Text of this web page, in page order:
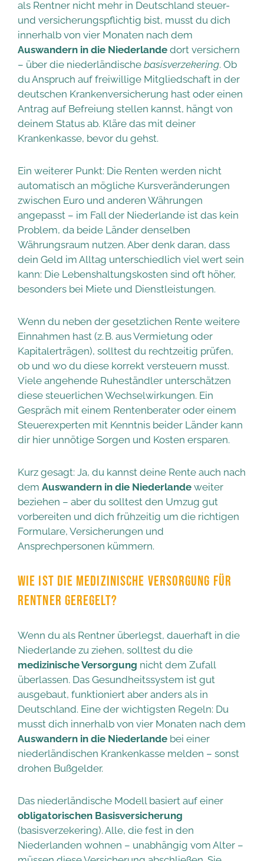
als Rentner nicht mehr in Deutschland steuer-
und versicherungspflichtig bist, musst du dich
innerhalb von vier Monaten nach dem
Auswandern in die Niederlande dort versichern
– über die niederländische basisverzekering. Ob
du Anspruch auf freiwillige Mitgliedschaft in der
deutschen Krankenversicherung hast oder einen
Antrag auf Befreiung stellen kannst, hängt von
deinem Status ab. Kläre das mit deiner
Krankenkasse, bevor du gehst.
Ein weiterer Punkt: Die Renten werden nicht
automatisch an mögliche Kursveränderungen
zwischen Euro und anderen Währungen
angepasst – im Fall der Niederlande ist das kein
Problem, da beide Länder denselben
Währungsraum nutzen. Aber denk daran, dass
dein Geld im Alltag unterschiedlich viel wert sein
kann: Die Lebenshaltungskosten sind oft höher,
besonders bei Miete und Dienstleistungen.
Wenn du neben der gesetzlichen Rente weitere
Einnahmen hast (z. B. aus Vermietung oder
Kapitalerträgen), solltest du rechtzeitig prüfen,
ob und wo du diese korrekt versteuern musst.
Viele angehende Ruheständler unterschätzen
diese steuerlichen Wechselwirkungen. Ein
Gespräch mit einem Rentenberater oder einem
Steuerexperten mit Kenntnis beider Länder kann
dir hier unnötige Sorgen und Kosten ersparen.
Kurz gesagt: Ja, du kannst deine Rente auch nach
dem Auswandern in die Niederlande weiter
beziehen – aber du solltest den Umzug gut
vorbereiten und dich frühzeitig um die richtigen
Formulare, Versicherungen und
Ansprechpersonen kümmern.
WIE IST DIE MEDIZINISCHE VERSORGUNG FÜR
RENTNER GEREGELT?
Wenn du als Rentner überlegst, dauerhaft in die
Niederlande zu ziehen, solltest du die
medizinische Versorgung nicht dem Zufall
überlassen. Das Gesundheitssystem ist gut
ausgebaut, funktioniert aber anders als in
Deutschland. Eine der wichtigsten Regeln: Du
musst dich innerhalb von vier Monaten nach dem
Auswandern in die Niederlande bei einer
niederländischen Krankenkasse melden – sonst
drohen Bußgelder.
Das niederländische Modell basiert auf einer
obligatorischen Basisversicherung
(basisverzekering). Alle, die fest in den
Niederlanden wohnen – unabhängig vom Alter –